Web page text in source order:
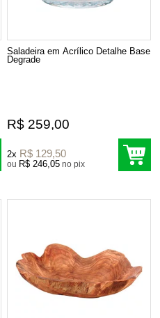
Saladeira em Acrílico Detalhe Base
Degrade
R$ 259,00
2x R$ 129,50
ou R$ 246,05 no pix